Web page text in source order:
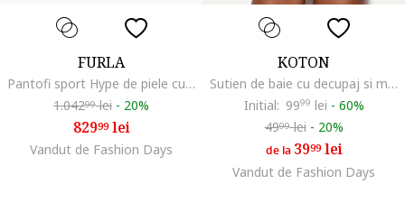
FURLA
Pantofi sport Hype de piele cu sireturi duble, Gri maur
1.04299lei - 20%
82999lei
Vandut de Fashion Days
KOTON
Sutien de baie cu decupaj si margele, Visiniu
Initial: 9999 lei - 60%
4999lei - 20%
de la 3999lei
Vandut de Fashion Days